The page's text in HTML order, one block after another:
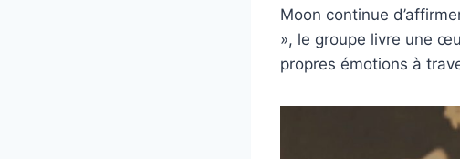
Moon continue
», le groupe livre une
propres émotions à